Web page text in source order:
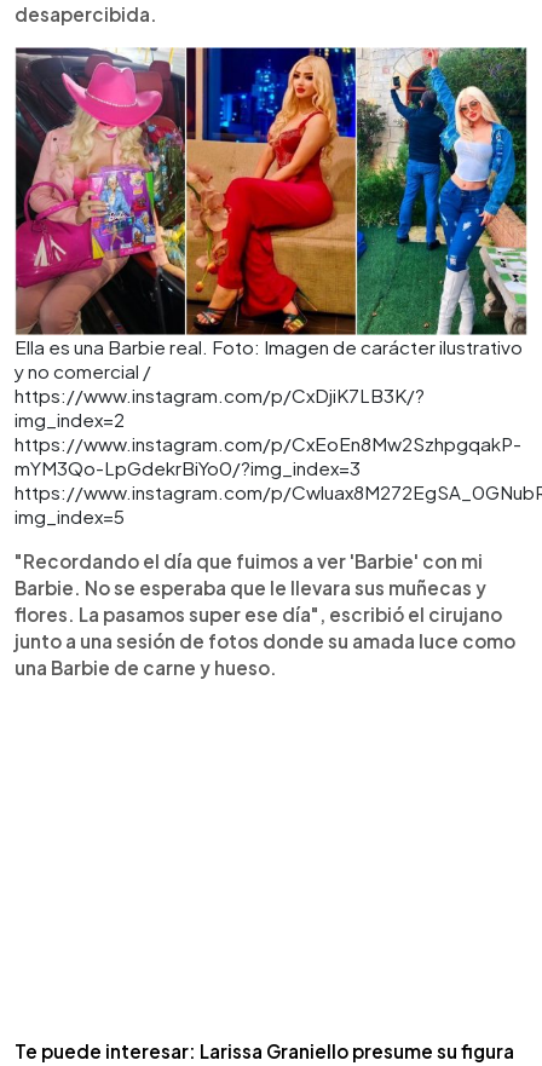
desapercibida.
Ella es una Barbie real. Foto: Imagen de carácter ilustrativo
y no comercial /
https://www.instagram.com/p/CxDjiK7LB3K/?
img_index=2
https://www.instagram.com/p/CxEoEn8Mw2SzhpgqakP-
mYM3Qo-LpGdekrBiYo0/?img_index=3
https://www.instagram.com/p/
img_index=5
"Recordando el día que fuimos a ver 'Barbie' con mi
Barbie. No se esperaba que le llevara sus muñecas y
flores. La pasamos super ese día", escribió el cirujano
junto a una sesión de fotos donde su amada luce como
una Barbie de carne y hueso.
Te puede interesar: Larissa Graniello presume su figura